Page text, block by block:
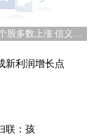
港股光伏板块个股多数上涨 信义玻璃涨5.16%
新利润增长点
联：孩